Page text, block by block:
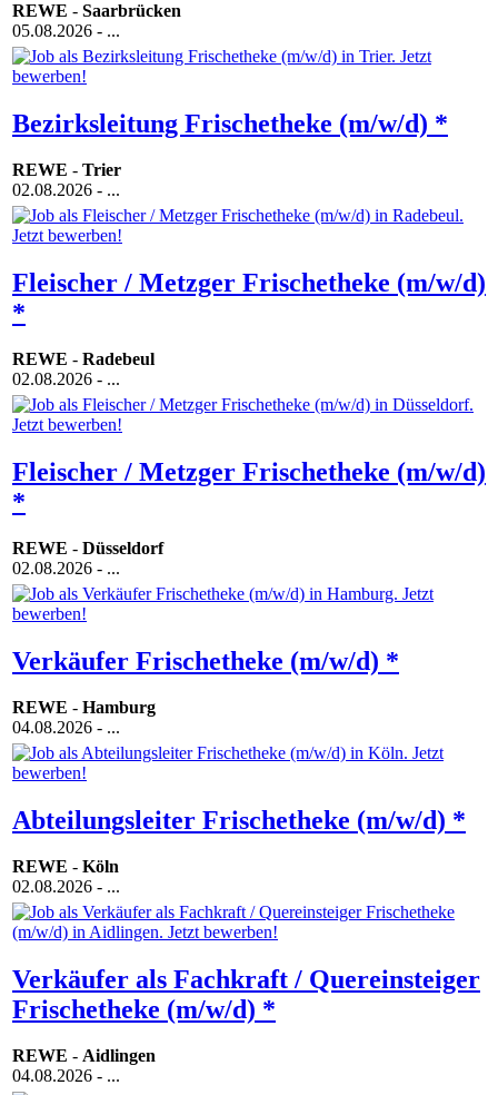
REWE - Saarbrücken
05.08.2026 - ...
Bezirksleitung Frischetheke (m/w/d) *
REWE - Trier
02.08.2026 - ...
Fleischer / Metzger Frischetheke (m/w/d)
*
REWE - Radebeul
02.08.2026 - ...
Fleischer / Metzger Frischetheke (m/w/d)
*
REWE - Düsseldorf
02.08.2026 - ...
Verkäufer Frischetheke (m/w/d) *
REWE - Hamburg
04.08.2026 - ...
Abteilungsleiter Frischetheke (m/w/d) *
REWE - Köln
02.08.2026 - ...
Verkäufer als Fachkraft / Quereinsteiger
Frischetheke (m/w/d) *
REWE - Aidlingen
04.08.2026 - ...